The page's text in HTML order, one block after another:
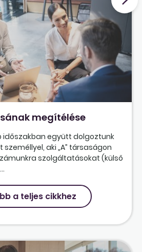
megítélése
időszakban együtt dolgoztunk
aki „A” társaságon
szolgáltatásokat (külső
a teljes cikkhez